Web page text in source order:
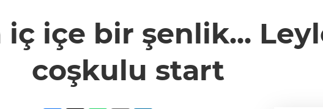
içe bir şenlik...
coşkulu start